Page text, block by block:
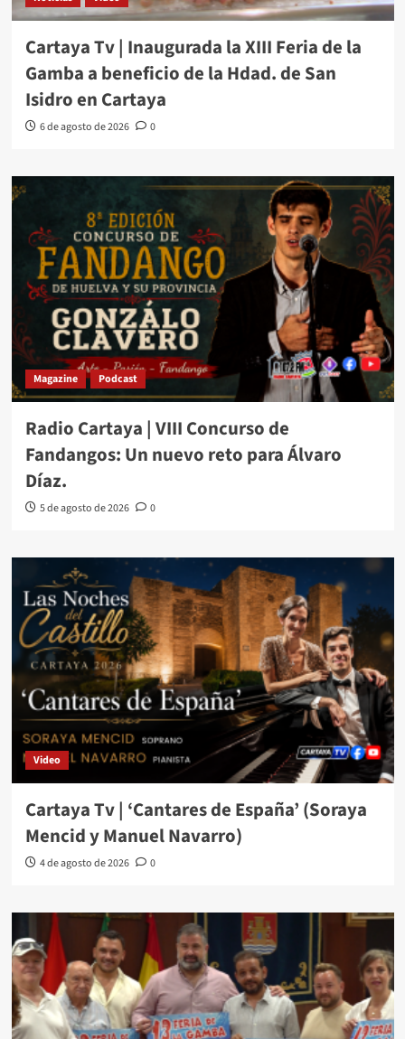
Cartaya Tv | Inaugurada la XIII Feria de la
Gamba a beneficio de la Hdad. de San
Isidro en Cartaya
6 de agosto de 2026 0
Magazine Podcast
Radio Cartaya | VIII Concurso de
Fandangos: Un nuevo reto para Álvaro
Díaz.
5 de agosto de 2026 0
Video
Cartaya Tv | ‘Cantares de España’ (Soraya
Mencid y Manuel Navarro)
4 de agosto de 2026 0